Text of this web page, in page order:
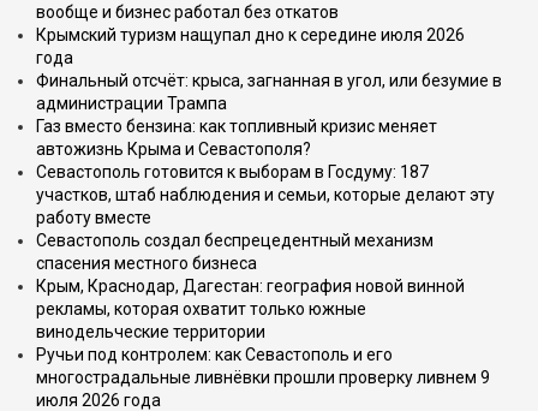
вообще и бизнес работал без откатов
Крымский туризм нащупал дно к середине июля 2026
года
Финальный отсчёт: крыса, загнанная в угол, или безумие в
администрации Трампа
Газ вместо бензина: как топливный кризис меняет
автожизнь Крыма и Севастополя?
Севастополь готовится к выборам в Госдуму: 187
участков, штаб наблюдения и семьи, которые делают эту
работу вместе
Севастополь создал беспрецедентный механизм
спасения местного бизнеса
Крым, Краснодар, Дагестан: география новой винной
рекламы, которая охватит только южные
винодельческие территории
Ручьи под контролем: как Севастополь и его
многострадальные ливнёвки прошли проверку ливнем 9
июля 2026 года